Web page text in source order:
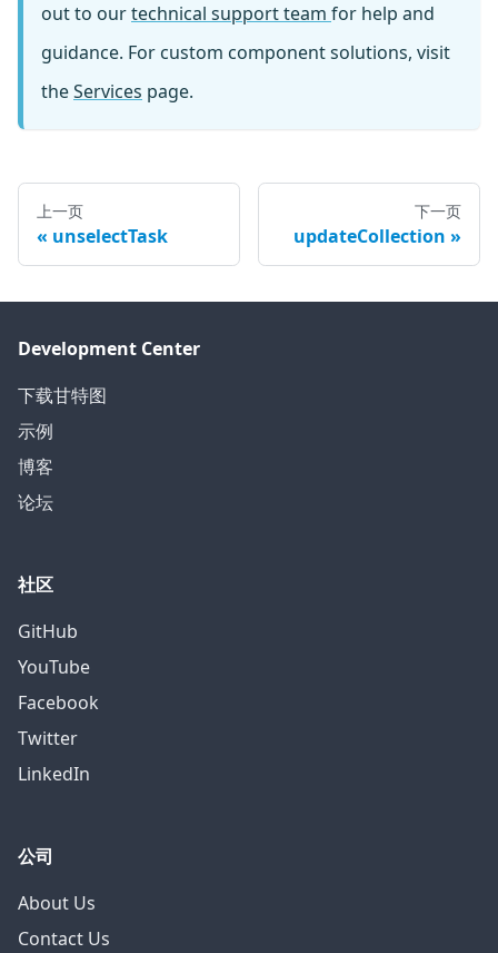
out to ourtechnical support team for help and
guidance. For custom component solutions, visit
theServices page.
上一页
unselectTask
下一页
updateCollection
Development Center
下载甘特图
示例
博客
论坛
社区
GitHub
YouTube
Facebook
Twitter
LinkedIn
公司
About Us
Contact Us